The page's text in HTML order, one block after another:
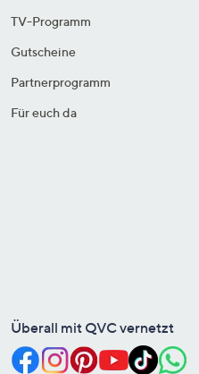
TV-Programm
Gutscheine
Partnerprogramm
Für euch da
Überall mit QVC vernetzt